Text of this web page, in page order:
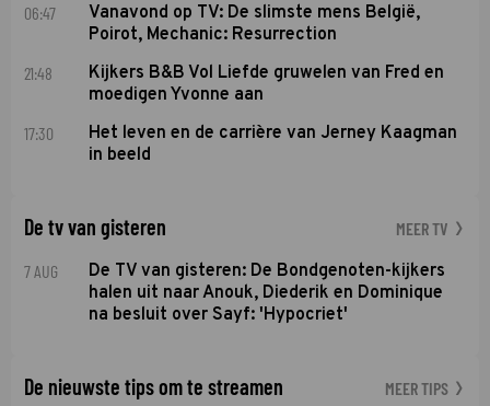
06:47
Vanavond op TV: De slimste mens België,
Poirot, Mechanic: Resurrection
21:48
Kijkers B&B Vol Liefde gruwelen van Fred en
moedigen Yvonne aan
17:30
Het leven en de carrière van Jerney Kaagman
in beeld
De tv van gisteren MEER TV
7 AUG
De TV van gisteren: De Bondgenoten-kijkers
halen uit naar Anouk, Diederik en Dominique
na besluit over Sayf: 'Hypocriet'
De nieuwste tips om te streamen MEER TIPS